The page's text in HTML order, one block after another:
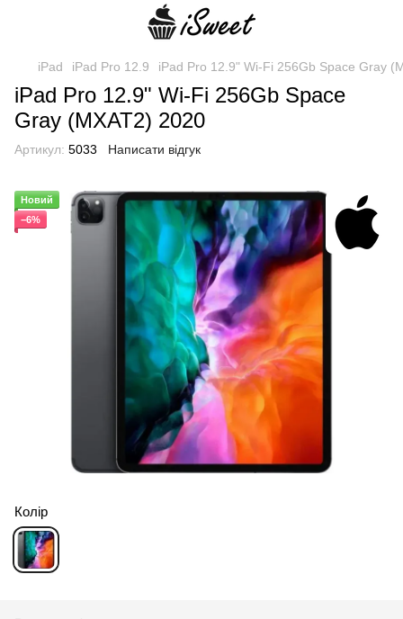
iPad iPad Pro 12.9 iPad Pro 12.9" Wi-Fi 256Gb Space Gray
iPad Pro 12.9" Wi-Fi 256Gb Space
Gray (MXAT2) 2020
Артикул: 5033 Написати відгук
Новий
−6%
Колір